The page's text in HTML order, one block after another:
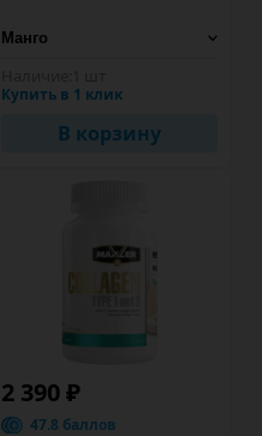
Купить в 1 клик
В корзину
2 390 ₽
47.8 баллов